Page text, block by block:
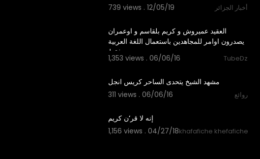
739 views . 12/05/19
أخبار الجزائر
العقيد عميروش و كريم بلقاسم و اوعمران
يصدرون اوامر للمجاهدين باستعمال اللغة العربية
فقط
1,353 views . 06/06/16 TubeDz
مشهد الشيخ يتحدى الساحر كريس انجل
311 views . 06/06/16
روائع
إنه لا قر’ن كريم
1,156 views . 04/27/18khafafiche khefafiche